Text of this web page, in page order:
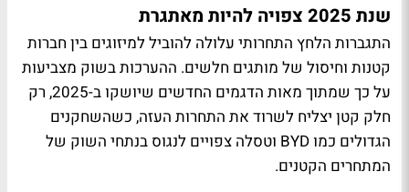
שנת 2025 צפויה להיות מאתגרת
התגברות הלחץ התחרותי עלולה להוביל למיזוגים בין חברות
קטנות וחיסול של מותגים חלשים. ההערכות בשוק מצביעות
על כך שמתוך מאות הדגמים החדשים שיושקו ב-2025, רק
חלק קטן יצליח לשרוד את התחרות העזה, כשהשחקנים
הגדולים כמו BYD וטסלה צפויים לנגוס בנתחי השוק של
המתחרים הקטנים.